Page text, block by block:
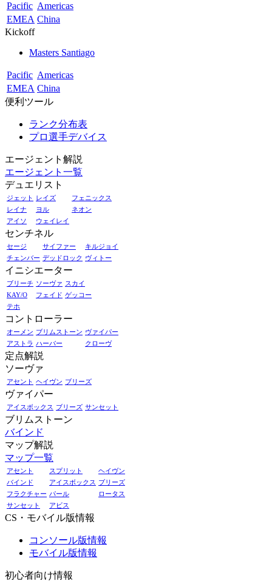
Pacific Americas
EMEA China
Kickoff
Masters Santiago
Pacific Americas
EMEA China
便利ツール
ランク分布表
プロ選手デバイス
エージェント解説
エージェント一覧
デュエリスト
ジェット レイズ
フェニックス
レイナ
ヨル
ネオン
アイソ
ウェイレイ
センチネル
セージ サイファー
キルジョイ
チェンバー デッドロック ヴィトー
イニシエーター
ブリーチ ソーヴァ スカイ
KAY/O
フェイド ゲッコー
テホ
コントローラー
オーメン ブリムストーン ヴァイパー
アストラ ハーバー クローヴ
定点解説
ソーヴァ
アセント ヘイヴン ブリーズ
ヴァイパー
アイスボックス ブリーズ サンセット
ブリムストーン
バインド
マップ解説
マップ一覧
アセント スプリット
ヘイヴン
バインド
アイスボックス ブリーズ
フラクチャー パール
ロータス
サンセット
アビス
CS・モバイル版情報
コンソール版情報
モバイル版情報
初心者向け情報